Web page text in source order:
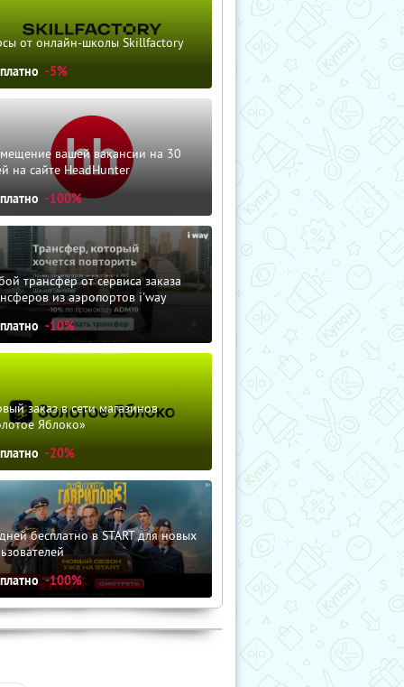
от онлайн-школы Skillfactory
-5%
вашей вакансии на 30
на сайте HeadHunter
-100%
трансфер от сервиса заказа
из аэропортов i'way
-10%
заказ в сети магазинов
Яблоко»
-20%
бесплатно в START для новых
-100%